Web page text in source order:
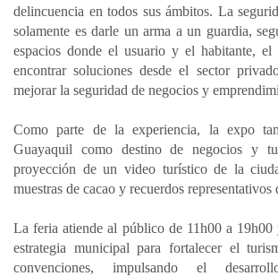
delincuencia en todos sus ámbitos. La
solamente es darle un arma a un guardia,
espacios donde el usuario y el habitante, el
encontrar soluciones desde el sector
mejorar la seguridad de negocios y
Como parte de la experiencia, la expo
Guayaquil como destino de negocios y
proyección de un video turístico de la
muestras de cacao y recuerdos representativos
La feria atiende al público de 11h00 a 19h00
estrategia municipal para fortalecer el
convenciones, impulsando el